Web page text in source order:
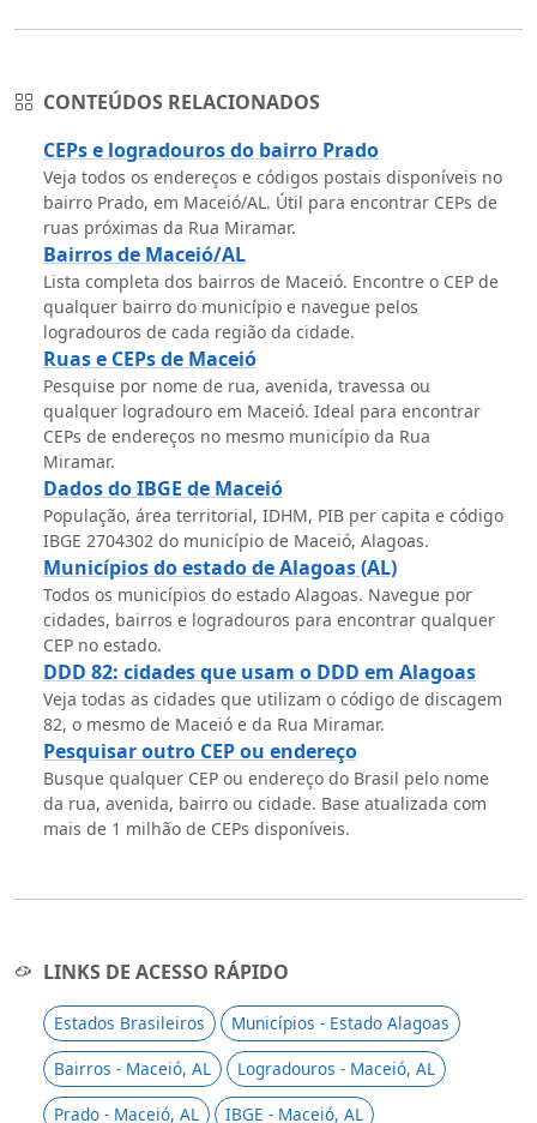
CONTEÚDOS RELACIONADOS
CEPs e logradouros do bairro Prado
Veja todos os endereços e códigos postais disponíveis no
bairro Prado, em Maceió/AL. Útil para encontrar CEPs de
ruas próximas da Rua Miramar.
Bairros de Maceió/AL
Lista completa dos bairros de Maceió. Encontre o CEP de
qualquer bairro do município e navegue pelos
logradouros de cada região da cidade.
Ruas e CEPs de Maceió
Pesquise por nome de rua, avenida, travessa ou
qualquer logradouro em Maceió. Ideal para encontrar
CEPs de endereços no mesmo município da Rua
Miramar.
Dados do IBGE de Maceió
População, área territorial, IDHM, PIB per capita e código
IBGE 2704302 do município de Maceió, Alagoas.
Municípios do estado de Alagoas (AL)
Todos os municípios do estado Alagoas. Navegue por
cidades, bairros e logradouros para encontrar qualquer
CEP no estado.
DDD 82: cidades que usam o DDD em Alagoas
Veja todas as cidades que utilizam o código de discagem
82, o mesmo de Maceió e da Rua Miramar.
Pesquisar outro CEP ou endereço
Busque qualquer CEP ou endereço do Brasil pelo nome
da rua, avenida, bairro ou cidade. Base atualizada com
mais de 1 milhão de CEPs disponíveis.
LINKS DE ACESSO RÁPIDO
Estados Brasileiros
Municípios - Estado Alagoas
Bairros - Maceió, AL
Logradouros - Maceió, AL
Prado - Maceió, AL
IBGE - Maceió, AL